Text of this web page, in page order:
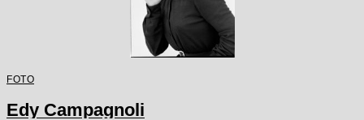
FOTO
Edy Campagnoli